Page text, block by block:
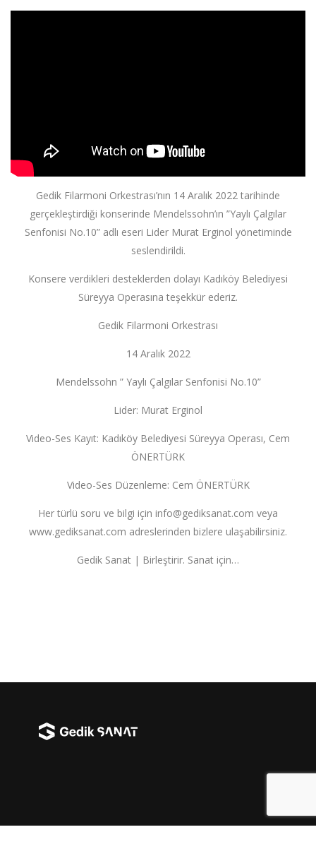
Gedik Filarmoni Orkestrası’nın 14 Aralık 2022 tarihinde
gerçekleştirdiği konserinde Mendelssohn’ın ”Yaylı Çalgılar
Senfonisi No.10” adlı eseri Lider Murat Erginol yönetiminde
seslendirildi.
Konsere verdikleri desteklerden dolayı Kadıköy Belediyesi
Süreyya Operasına teşekkür ederiz.
Gedik Filarmoni Orkestrası
14 Aralık 2022
Mendelssohn ” Yaylı Çalgılar Senfonisi No.10”
Lider: Murat Erginol
Video-Ses Kayıt: Kadıköy Belediyesi Süreyya Operası, Cem
ÖNERTÜRK
Video-Ses Düzenleme: Cem ÖNERTÜRK
Her türlü soru ve bilgi için info@gediksanat.com veya
www.gediksanat.com adreslerinden bizlere ulaşabilirsiniz.
Gedik Sanat | Birleştirir. Sanat için…